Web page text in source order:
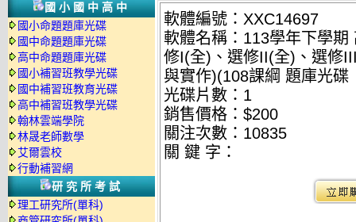
國小國中高中
國小命題題庫光碟
國中命題題庫光碟
高中命題題庫光碟
國小補習班教學光碟
國中補習班教育光碟
高中補習班教學光碟
翰林雲端學院
林晟老師數學
艾爾雲校
行動補習網
研究所考試
理工研究所(單科)
軟體編號：XXC14697
軟體名稱：113學年下學
修I(全)、選修II(全)、選修
與實作)(108課綱 題庫光碟
光碟片數：1
銷售價格：$200
關注次數： 10835
關 鍵 字：